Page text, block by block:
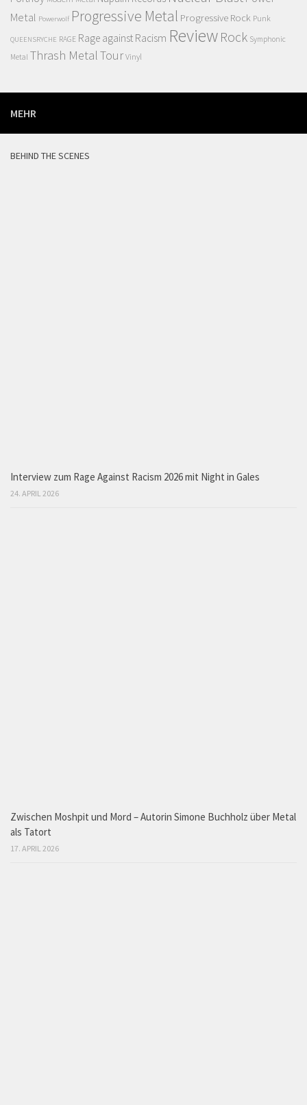
Metal Powerwolf Progressive Metal Progressive Rock Punk
QUEENSRYCHE RAGE Rage against Racism Review Rock Symphonic
Metal Thrash MetalTour Vinyl
MEHR
BEHIND THE SCENES
Interview zum Rage Against Racism 2026 mit Night in Gales
24. APRIL 2026
Zwischen Moshpit und Mord – Autorin Simone Buchholz über Metal
als Tatort
17. APRIL 2026